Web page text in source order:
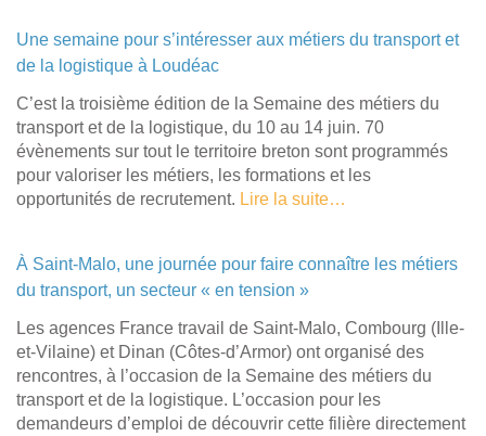
Une semaine pour s’intéresser aux métiers du transport et
de la logistique à Loudéac
C’est la troisième édition de la Semaine des métiers du
transport et de la logistique, du 10 au 14 juin. 70
évènements sur tout le territoire breton sont programmés
pour valoriser les métiers, les formations et les
opportunités de recrutement. Lire la suite…
À Saint-Malo, une journée pour faire connaître les métiers
du transport, un secteur « en tension »
Les agences France travail de Saint-Malo, Combourg (Ille-
et-Vilaine) et Dinan (Côtes-d’Armor) ont organisé des
rencontres, à l’occasion de la Semaine des métiers du
transport et de la logistique. L’occasion pour les
demandeurs d’emploi de découvrir cette filière directement